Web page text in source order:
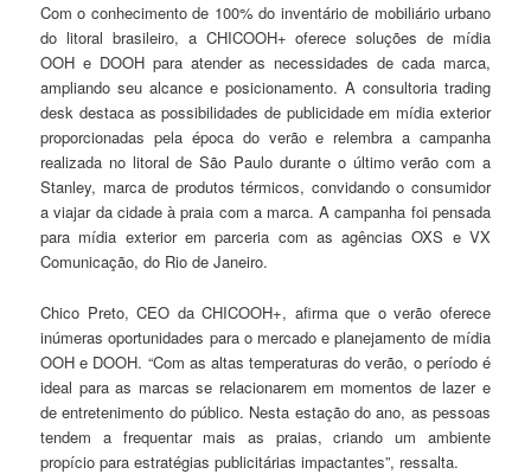
Com o conhecimento de 100% do inventário de mobiliário urbano
do litoral brasileiro, a CHICOOH+ oferece soluções de mídia
OOH e DOOH para atender as necessidades de cada marca,
ampliando seu alcance e posicionamento. A consultoria trading
desk destaca as possibilidades de publicidade em mídia exterior
proporcionadas pela época do verão e relembra a campanha
realizada no litoral de São Paulo durante o último verão com a
Stanley, marca de produtos térmicos, convidando o consumidor
a viajar da cidade à praia com a marca. A campanha foi pensada
para mídia exterior em parceria com as agências OXS e VX
Comunicação, do Rio de Janeiro.
Chico Preto, CEO da CHICOOH+, afirma que o verão oferece
inúmeras oportunidades para o mercado e planejamento de mídia
OOH e DOOH. “Com as altas temperaturas do verão, o período é
ideal para as marcas se relacionarem em momentos de lazer e
de entretenimento do público. Nesta estação do ano, as pessoas
tendem a frequentar mais as praias, criando um ambiente
propício para estratégias publicitárias impactantes”, ressalta.